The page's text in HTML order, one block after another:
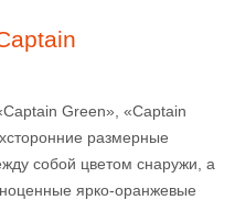
Green», «Captain
размерные
собой цветом снаружи, а
ярко-оранжевые